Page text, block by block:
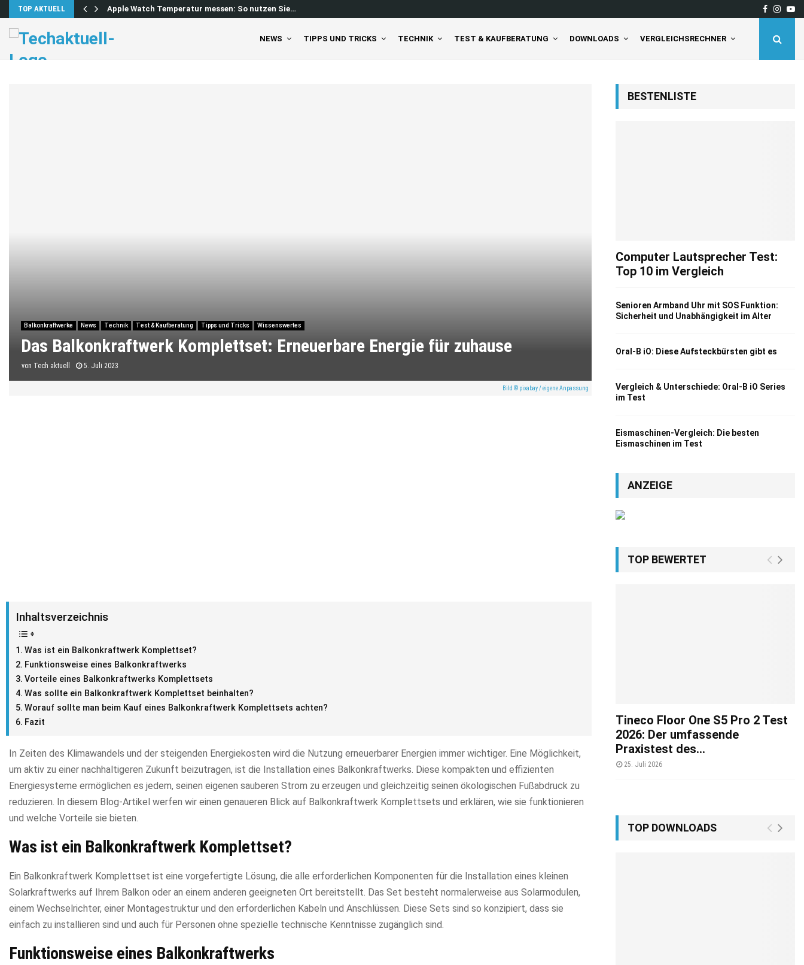
TOP AKTUELL Apple Watch Temperatur messen: So nutzen Sie… Tineco Floor One S5 Pro
Facebook
NEWS TIPPS UND TRICKS TECHNIK TEST & KAUFBERATUNG DOWNLOADS VERGLEICHSRECHNER
Balkonkraftwerke News Technik Test & Kaufberatung Tipps und Tricks Wissenswertes
Das Balkonkraftwerk Komplettset: Erneuerbare Energie für zuhause
von Tech aktuell 5. Juli 2023
Bild © pixabay / eigene Anpassung
Inhaltsverzeichnis
Was ist ein Balkonkraftwerk Komplettset?
Funktionsweise eines Balkonkraftwerks
Vorteile eines Balkonkraftwerks Komplettsets
Was sollte ein Balkonkraftwerk Komplettset beinhalten?
Worauf sollte man beim Kauf eines Balkonkraftwerk Komplettsets achten?
Fazit
In Zeiten des Klimawandels und der steigenden Energiekosten wird die Nutzung erneuerbarer Energien immer wichtiger. Eine Möglichkeit,
um aktiv zu einer nachhaltigeren Zukunft beizutragen, ist die Installation eines Balkonkraftwerks. Diese kompakten und effizienten
Energiesysteme ermöglichen es jedem, seinen eigenen sauberen Strom zu erzeugen und gleichzeitig seinen ökologischen Fußabdruck zu
reduzieren. In diesem Blog-Artikel werfen wir einen genaueren Blick auf Balkonkraftwerk Komplettsets und erklären, wie sie funktionieren
und welche Vorteile sie bieten.
Was ist ein Balkonkraftwerk Komplettset?
Ein Balkonkraftwerk Komplettset ist eine vorgefertigte Lösung, die alle erforderlichen Komponenten für die Installation eines kleinen
Solarkraftwerks auf Ihrem Balkon oder an einem anderen geeigneten Ort bereitstellt. Das Set besteht normalerweise aus Solarmodulen,
einem Wechselrichter, einer Montagestruktur und den erforderlichen Kabeln und Anschlüssen. Diese Sets sind so konzipiert, dass sie
einfach zu installieren sind und auch für Personen ohne spezielle technische Kenntnisse zugänglich sind.
Funktionsweise eines Balkonkraftwerks
BESTENLISTE
Computer Lautsprecher Test:
Top 10 im Vergleich
Senioren Armband Uhr mit SOS Funktion:
Sicherheit und Unabhängigkeit im Alter
Oral-B iO: Diese Aufsteckbürsten gibt es
Vergleich & Unterschiede: Oral-B iO Series
im Test
Eismaschinen-Vergleich: Die besten
Eismaschinen im Test
ANZEIGE
TOP BEWERTET
Tineco Floor One S5 Pro 2 Test
2026: Der umfassende
Praxistest des...
25. Juli 2026
TOP DOWNLOADS